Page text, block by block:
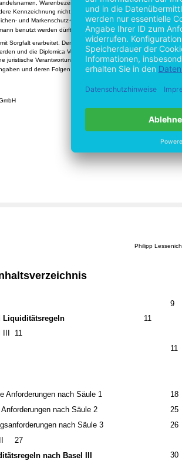
Warenbezeichnungen usw. in
Kennzeichnung nicht zu der Annahme,
und Markenschutz-Gesetzgebung als frei
benutzt werden dürften.
Sorgfalt erarbeitet. Dennoch können
und die Diplomica Verlag GmbH, die
juristische Verantwortung oder irgendeine
und deren Folgen.
Philipp Lessenich
9
Liquiditätsregeln
11
11
11
Anforderungen nach Säule 1
18
nach Säule 2
25
nach Säule 3
26
27
nach Basel III
30